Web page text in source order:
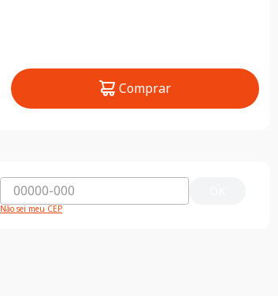
Comprar
Não sei meu CEP